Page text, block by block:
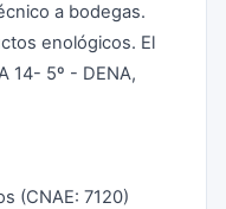
a bodegas.
enológicos. El
14- 5º - DENA,
(CNAE: 7120)